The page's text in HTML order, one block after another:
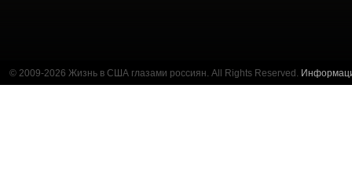
© 2009-2026 Жизнь в США глазами россиян. All Rights Reserved.